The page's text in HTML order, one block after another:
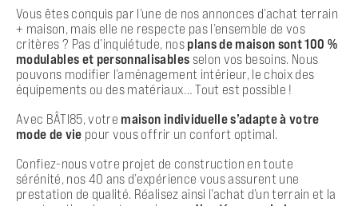
Vous êtes conquis par l’une de nos annonces d’achat terrain
+ maison, mais elle ne respecte pas l’ensemble de vos
critères ? Pas d’inquiétude, nos plans de maison sont 100 %
modulables et personnalisables selon vos besoins. Nous
pouvons modifier l’aménagement intérieur, le choix des
équipements ou des matériaux… Tout est possible !
Avec BÂTI85, votre maison individuelle s’adapte à votre
mode de vie pour vous offrir un confort optimal.
Confiez-nous votre projet de construction en toute
sérénité, nos 40 ans d’expérience vous assurent une
prestation de qualité. Réalisez ainsi l’achat d’un terrain et la